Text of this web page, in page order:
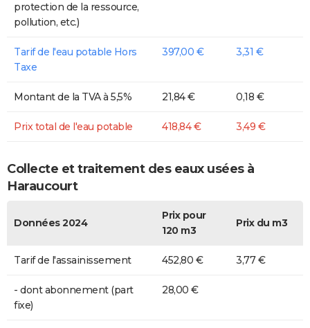
protection de la ressource,
pollution, etc.)
Tarif de l'eau potable Hors
Taxe
397,00 € 3,31 €
Montant de la TVA à 5,5% 21,84 € 0,18 €
Prix total de l'eau potable 418,84 € 3,49 €
Collecte et traitement des eaux usées à
Haraucourt
Données 2024
Prix pour
120 m3
Prix du m3
Tarif de l'assainissement 452,80 € 3,77 €
- dont abonnement (part
fixe)
28,00 €